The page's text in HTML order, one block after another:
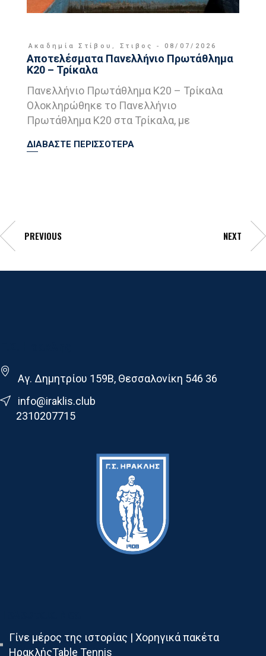
Ακαδημία Στίβου , Στιβος 08/07/2026
Αποτελέσματα Πανελλήνιο Πρωτάθλημα
Κ20 – Τρίκαλα
Πανελλήνιο Πρωτάθλημα Κ20 – Τρίκαλα
Ολοκληρώθηκε το Πανελλήνιο
Πρωτάθλημα Κ20 στα Τρίκαλα, με
ΔΙΑΒΑΣΤΕ ΠΕΡΙΣΣΟΤΕΡΑ
PREVIOUS NEXT
Αγ. Δημητρίου 159Β, Θεσσαλονίκη 546 36
info@iraklis.club
2310207715
Γίνε μέρος της ιστορίας | Χορηγικά πακέτα
ΗρακλήςTable Tennis